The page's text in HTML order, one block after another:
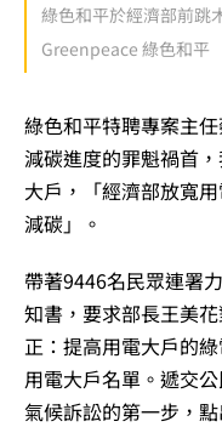
綠色和平於經濟部前跳
Greenpeace 綠色和平
綠色和平特聘專案主
減碳進度的罪魁禍首
大戶，「經濟部放寬
減碳」。
帶著9446名民眾連署
知書，要求部長王美
正：提高用電大戶的
用電大戶名單。遞交
氣候訴訟的第一步，